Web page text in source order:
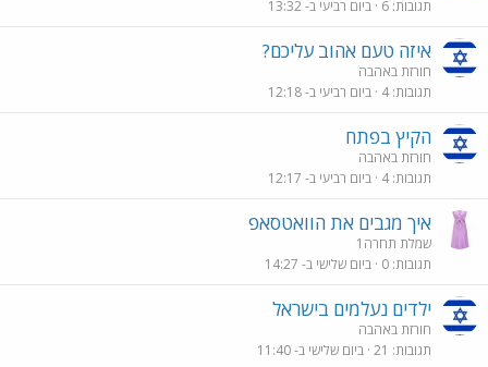
תגובות 6 ביום רביעי ב- 13:32
איזה טעם אהוב עליכם?
חורזת באהבה
תגובות 4 ביום רביעי ב- 12:18
הקיץ בפתח
חורזת באהבה
תגובות 4 ביום רביעי ב- 12:17
איך מגבים את הוואטסאפ
שמלת תחרה1
תגובות 0 ביום שלישי ב- 14:27
ילדים נעלמים בישראל
חורזת באהבה
תגובות 21 ביום שלישי ב- 11:40